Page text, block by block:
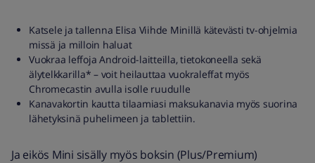
Katsele ja tallenna Elisa Viihde Minillä kätevästi tv-ohjelmia
missä ja milloin haluat
Vuokraa leffoja Android-laitteilla, tietokoneella sekä
älytelkkarilla* – voit heilauttaa vuokraleffat myös
Chromecastin avulla isolle ruudulle
Kanavakortin kautta tilaamiasi maksukanavia myös suorina
lähetyksinä puhelimeen ja tablettiin.
Ja eikös Mini sisälly myös boksin (Plus/Premium)